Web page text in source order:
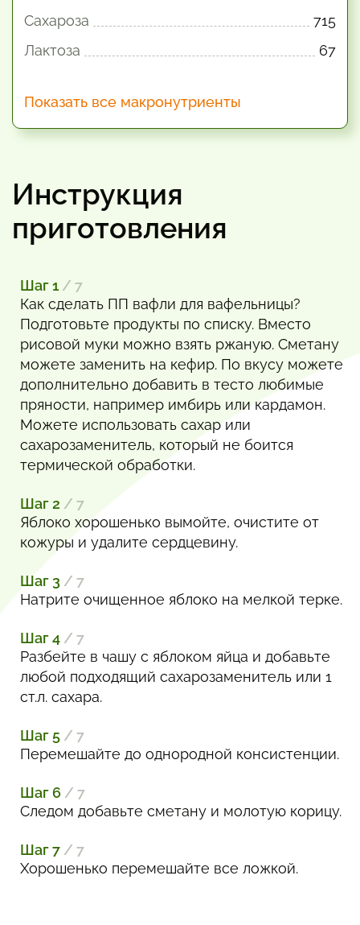
Сахароза
715
Лактоза
67
Показать все макронутриенты
Инструкция
приготовления
Шаг 1 / 7
Как сделать ПП вафли для вафельницы?
Подготовьте продукты по списку. Вместо
рисовой муки можно взять ржаную. Сметану
можете заменить на кефир. По вкусу можете
дополнительно добавить в тесто любимые
пряности, например имбирь или кардамон.
Можете использовать сахар или
сахарозаменитель, который не боится
термической обработки.
Шаг 2 / 7
Яблоко хорошенько вымойте, очистите от
кожуры и удалите сердцевину.
Шаг 3 / 7
Натрите очищенное яблоко на мелкой терке.
Шаг 4 / 7
Разбейте в чашу с яблоком яйца и добавьте
любой подходящий сахарозаменитель или 1
ст.л. сахара.
Шаг 5 / 7
Перемешайте до однородной консистенции.
Шаг 6 / 7
Следом добавьте сметану и молотую корицу.
Шаг 7 / 7
Хорошенько перемешайте все ложкой.